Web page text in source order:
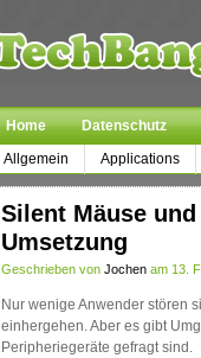
Home Datenschutz
Allgemein
Applications
Silent Mäuse
Umsetzung
Geschrieben von Jochen am 13.
Nur wenige Anwender stören
einhergehen. Aber es gibt
Peripheriegeräte gefragt sind.